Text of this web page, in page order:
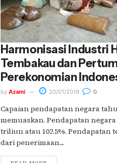
Harmonisasi Industri
Tembakau dan
Perekonomian
by Azami 20/01/2019 0
Capaian pendapatan negara
memuaskan. Pendapatan negara
triliun atau 102.5%. Pendapatan
dari penerimaan....